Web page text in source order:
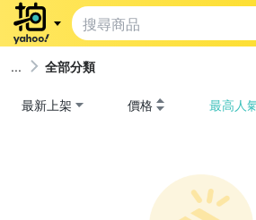
全部分類
最新上架 價格 最高人